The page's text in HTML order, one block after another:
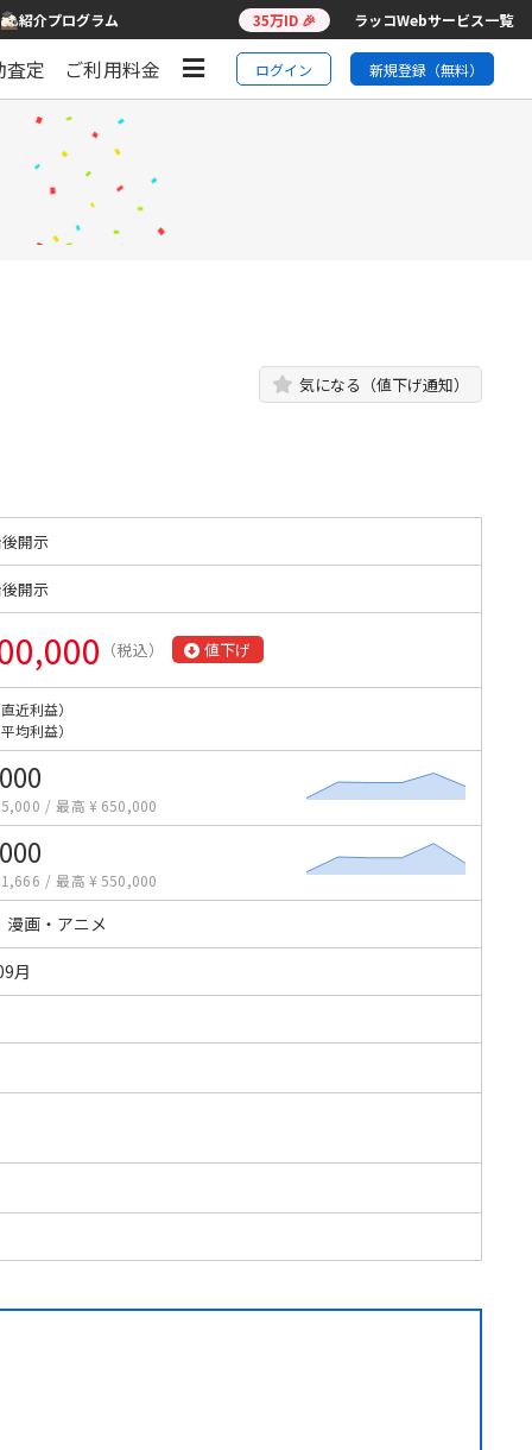
紹介プログラム 35万ID 🎉 ラッコWebサービス一覧
査定 ご利用料金 ログイン 新規登録（無料）
気になる（値下げ通知）
開示
開示
（税込） 値下げ
直近利益）
平均利益）
/ 最高 ¥ 650,000
/ 最高 ¥ 550,000
漫画・アニメ
月